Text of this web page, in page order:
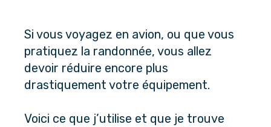
Si vous voyagez en avion, ou que vous
pratiquez la randonnée, vous allez
devoir réduire encore plus
drastiquement votre équipement.
Voici ce que j’utilise et que je trouve